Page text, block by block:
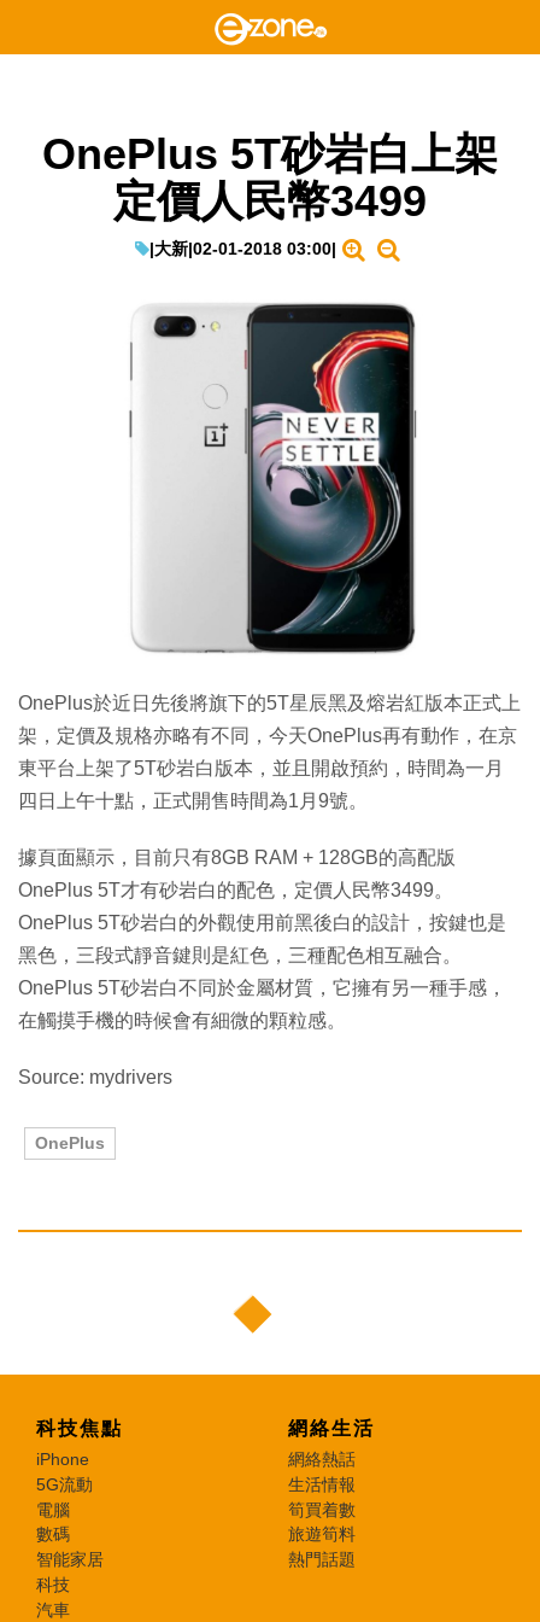
OnePlus 5T砂岩白上架
定價人民幣3499
|大新|02-01-2018 03:00|
OnePlus於近日先後將旗下的5T星辰黑及熔岩紅版本正式上
架，定價及規格亦略有不同，今天OnePlus再有動作，在京
東平台上架了5T砂岩白版本，並且開啟預約，時間為一月
四日上午十點，正式開售時間為1月9號。
據頁面顯示，目前只有8GB RAM + 128GB的高配版
OnePlus 5T才有砂岩白的配色，定價人民幣3499。
OnePlus 5T砂岩白的外觀使用前黑後白的設計，按鍵也是
黑色，三段式靜音鍵則是紅色，三種配色相互融合。
OnePlus 5T砂岩白不同於金屬材質，它擁有另一種手感，
在觸摸手機的時候會有細微的顆粒感。
Source: mydrivers
OnePlus
科技焦點
iPhone
5G流動
電腦
數碼
智能家居
科技
汽車
網絡生活
網絡熱話
生活情報
筍買着數
旅遊筍料
熱門話題